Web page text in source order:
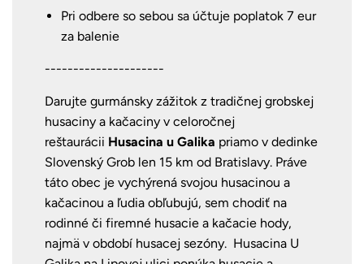
Pri odbere so sebou sa účtuje poplatok 7 eur
za balenie
---------------------
Darujte gurmánsky zážitok z tradičnej grobskej
husaciny a kačaciny v celoročnej
reštaurácii Husacina u Galika priamo v dedinke
Slovenský Grob len 15 km od Bratislavy. Práve
táto obec je vychýrená svojou husacinou a
kačacinou a ľudia obľubujú, sem chodiť na
rodinné či firemné husacie a kačacie hody,
najmä v období husacej sezóny. Husacina U